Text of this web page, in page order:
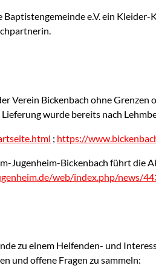
Baptistengemeinde e.V. ein
Verein Bickenbach ohne
wurde bereits nach
; https://
Jugenheim-Bickenbach führt die
web/index.php/news/
zu einem Helfenden- und
und offene Fragen zu sammeln: